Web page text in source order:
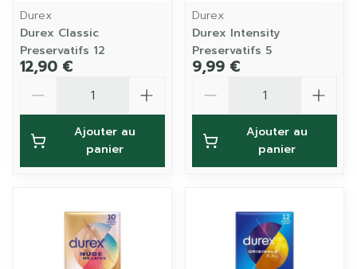
Durex
Durex Classic
Preservatifs 12
12,90 €
Ajouter au
panier
Durex
Durex Intensity
Preservatifs 5
9,99 €
Ajouter au
panier